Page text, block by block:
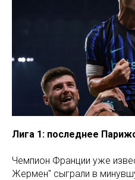
Лига 1: последнее
Чемпион Франции уже
Жермен" сыграли в